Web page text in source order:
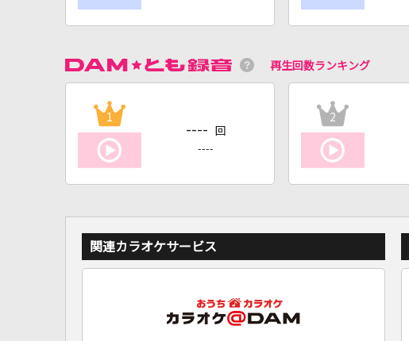
再生回数ランキング
1
---- 回
----
2
関連カラオケサービス